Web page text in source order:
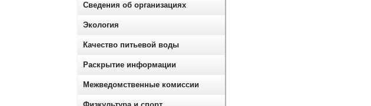
Сведения об организациях
Экология
Качество питьевой воды
Раскрытие информации
Межведомственные комиссии